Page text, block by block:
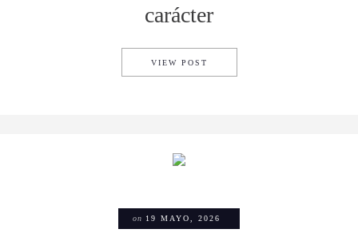
carácter
VIEW POST
on 19 MAYO, 2026